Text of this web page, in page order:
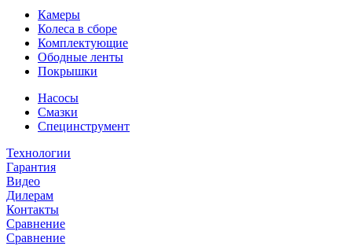
Камеры
Колеса в сборе
Комплектующие
Ободные ленты
Покрышки
Насосы
Смазки
Специнструмент
Технологии
Гарантия
Видео
Дилерам
Контакты
Сравнение
Сравнение